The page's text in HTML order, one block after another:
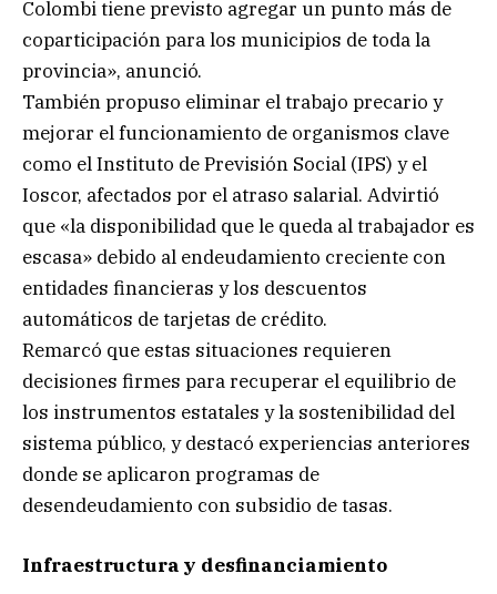
Colombi tiene previsto agregar un punto más de
coparticipación para los municipios de toda la
provincia», anunció.
También propuso eliminar el trabajo precario y
mejorar el funcionamiento de organismos clave
como el Instituto de Previsión Social (IPS) y el
Ioscor, afectados por el atraso salarial. Advirtió
que «la disponibilidad que le queda al trabajador es
escasa» debido al endeudamiento creciente con
entidades financieras y los descuentos
automáticos de tarjetas de crédito.
Remarcó que estas situaciones requieren
decisiones firmes para recuperar el equilibrio de
los instrumentos estatales y la sostenibilidad del
sistema público, y destacó experiencias anteriores
donde se aplicaron programas de
desendeudamiento con subsidio de tasas.
Infraestructura y desfinanciamiento